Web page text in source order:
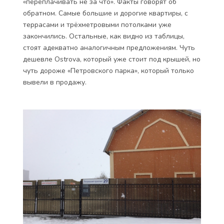
ЖК «Петровская ривьера» – это добротный проект
от надёжного застройщика. В хорошем,
перспективном месте. Малонаселённом и чистом. В
20 минутах ходьбы от станции метро Крестовский
остров. Квадратный метр самой дешёвой квартиры,
которую я нашла, стоит 170 тысяч рублей. А самой
дорогой – 233 тысячи. Похоже, на форумах
что он доходит почти до 300 тысяч и
«переплачивать не за что». Факты говорят об
обратном. Самые большие и дорогие квартиры, с
террасами и трёхметровыми потолками уже
закончились. Остальные, как видно из таблицы,
стоят адекватно аналогичным предложениям. Чуть
дешевле Ostrova, который уже стоит под крышей, но
чуть дороже «Петровского парка», который только
вывели в продажу.